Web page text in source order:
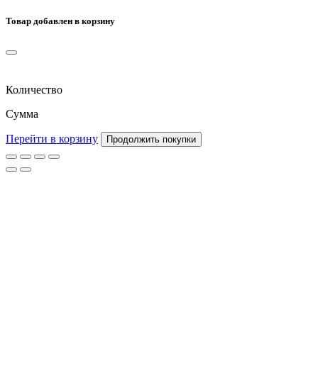
Товар добавлен в корзину
Количество
Сумма
Перейти в корзину Продолжить покупки